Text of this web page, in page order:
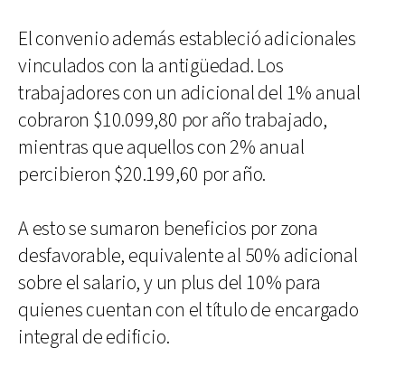
El convenio además estableció adicionales
vinculados con la antigüedad. Los
trabajadores con un adicional del 1% anual
cobraron $10.099,80 por año trabajado,
mientras que aquellos con 2% anual
percibieron $20.199,60 por año.
A esto se sumaron beneficios por zona
desfavorable, equivalente al 50% adicional
sobre el salario, y un plus del 10% para
quienes cuentan con el título de encargado
integral de edificio.